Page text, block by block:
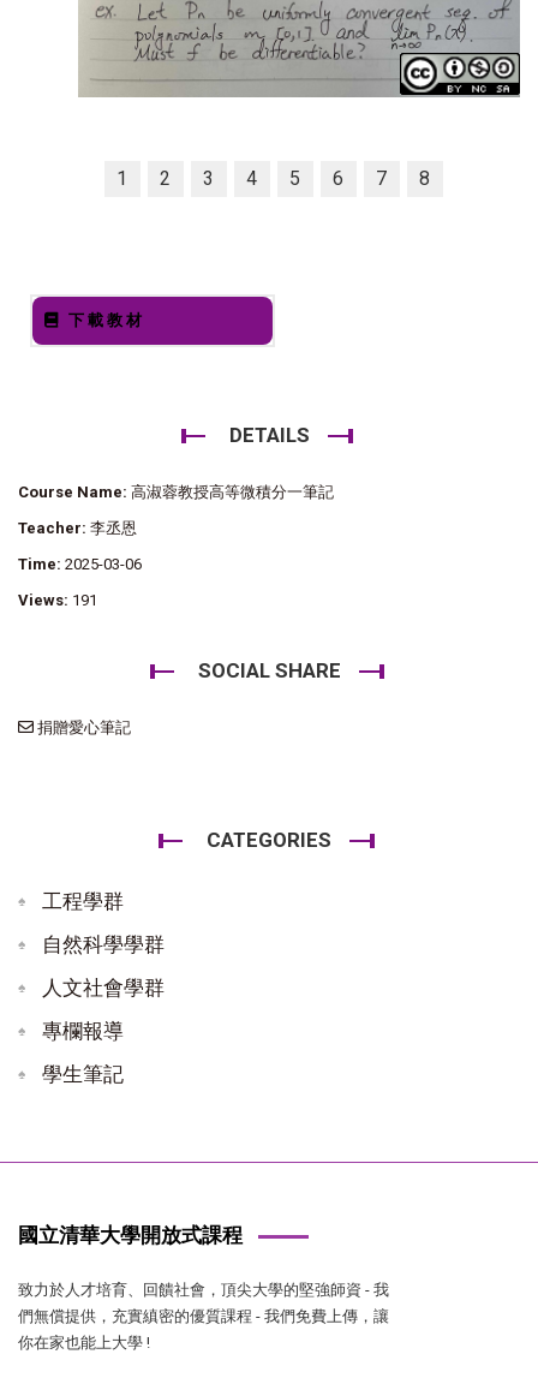
1 2 3 4 5 6 7 8
下載教材
DETAILS
Course Name: 高淑蓉教授高等微積分一筆記
Teacher: 李丞恩
Time: 2025-03-06
Views: 191
SOCIAL SHARE
捐贈愛心筆記
CATEGORIES
工程學群
自然科學學群
人文社會學群
專欄報導
學生筆記
國立清華大學開放式課程
致力於人才培育、回饋社會，頂尖大學的堅強師資 - 我
們無償提供，充實縝密的優質課程 - 我們免費上傳，讓
你在家也能上大學 !